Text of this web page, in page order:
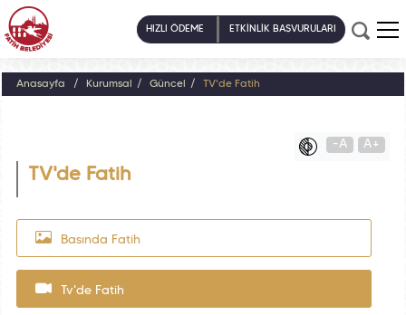
HIZLI ÖDEME ETKİNLİK BAŞVURULARI
Anasayfa Kurumsal Güncel TV'de Fatih
-A A+
TV'de Fatih
Basında Fatih
Tv'de Fatih